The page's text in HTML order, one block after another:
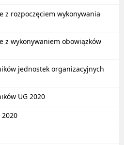
z rozpoczęciem wykonywania
z wykonywaniem obowiązków
jednostek organizacyjnych
UG 2020